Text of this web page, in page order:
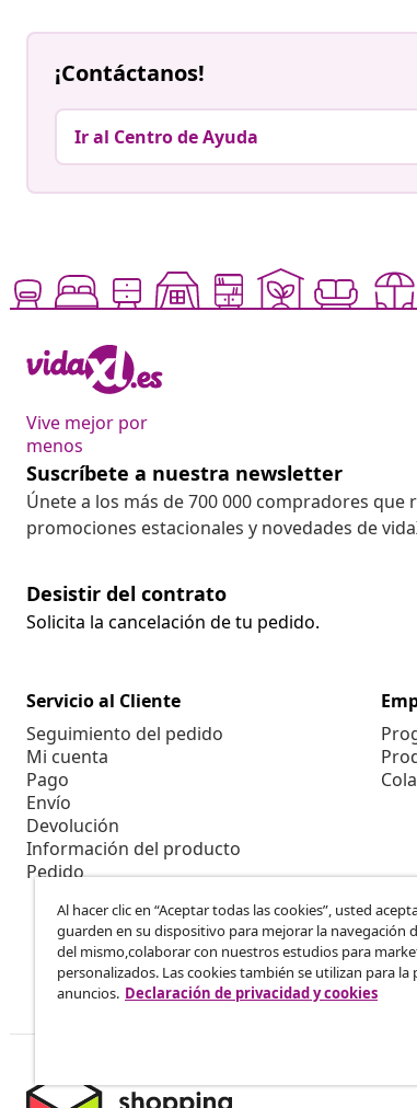
¡Contáctanos!
Ir al Centro de Ayuda
Vive mejor por
menos
Suscríbete a nuestra newsletter
Únete a los más de 700 000 compradores que
promociones estacionales y novedades de
Desistir del contrato
Solicita la cancelación de tu pedido.
Servicio al Cliente
Seguimiento del pedido
Mi cuenta
Pago
Envío
Devolución
Información del producto
Pedido
Al hacer clic en “Aceptar todas las cookies”, usted
guarden en su dispositivo para mejorar la navegación
del mismo,colaborar con nuestros estudios para
personalizados. Las cookies también se utilizan para la
anuncios. Declaración de privacidad y cookies